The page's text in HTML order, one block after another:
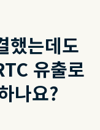
했는데도
유출로
나요?